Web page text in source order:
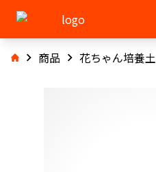
商品 花ちゃん培養土